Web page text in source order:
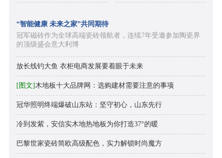
“智能健康 未来之家”共同期待
冠军磁砖作为全球高端瓷砖领航者，连续7年受邀参加陶瓷界
的顶级盛会意大利博
放长线钓大鱼 衣柜电商发展要着眼于未来
[图文]木地板十大品牌网：选购建材需要注意的事项
冠华照明终端爆破山东站：坚守初心，山东先行
冷到发紫，安信实木地热地板为你打造37°的暖
巴黎世家瓷砖简欧高级配色，实力解锁时尚魔方